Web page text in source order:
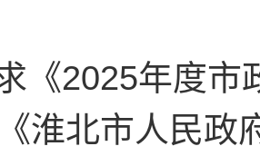
《2025年度
淮北市人民政